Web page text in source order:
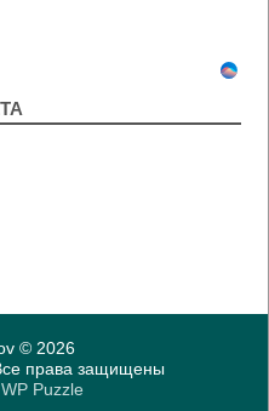
© 2026
права защищены
WP Puzzle